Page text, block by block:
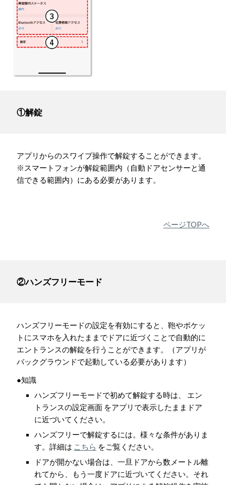
①解錠
アプリからのスワイプ操作で解錠することができます。
※スマートフォンが解錠範囲内（自動ドアセンサーと通
信できる範囲内）にある必要があります。
ページTOPへ
②ハンズフリーモード
ハンズフリーモードの設定を有効にすると、鞄やポケッ
トにスマホを入れたままでドアに近づくことで自動的に
エントランスの解錠を行うことができます。（アプリが
バックグラウンドで起動している必要があります）
●知識
ハンズフリーモードで初めて解錠する時は、 エン
トランスの設定画面 をアプリで表示したままドア
に近づいてください。
ハンズフリーで解錠するには。様々な条件がありま
す。詳細は こちら をご覧ください。
ドアが開かない場合は、一旦ドアから数メートル離
れてから、もう一度ドアに近づいてください。それ